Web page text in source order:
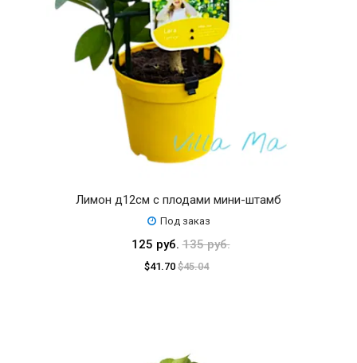
Лимон д12см с плодами мини-штамб
Под заказ
125 руб.135 руб.
$41.70 $45.04